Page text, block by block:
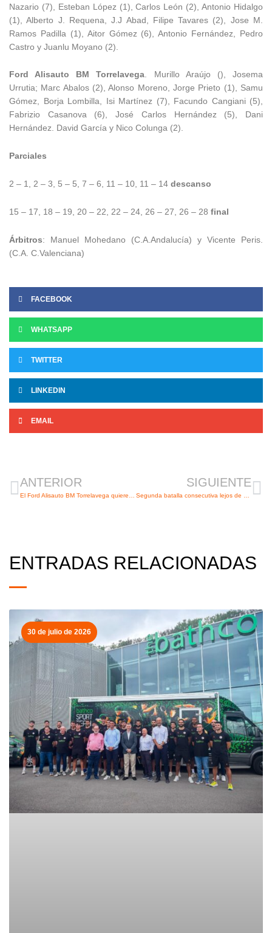
Nazario (7), Esteban López (1), Carlos León (2), Antonio Hidalgo
(1), Alberto J. Requena, J.J Abad, Filipe Tavares (2), Jose M.
Ramos Padilla (1), Aitor Gómez (6), Antonio Fernández, Pedro
Castro y Juanlu Moyano (2).
Ford Alisauto BM Torrelavega. Murillo Araújo (), Josema
Urrutia; Marc Abalos (2), Alonso Moreno, Jorge Prieto (1), Samu
Gómez, Borja Lombilla, Isi Martínez (7), Facundo Cangiani (5),
Fabrizio Casanova (6), José Carlos Hernández (5), Dani
Hernández. David García y Nico Colunga (2).
Parciales
2 – 1, 2 – 3, 5 – 5, 7 – 6, 11 – 10, 11 – 14 descanso
15 – 17, 18 – 19, 20 – 22, 22 – 24, 26 – 27, 26 – 28 final
Árbitros: Manuel Mohedano (C.A.Andalucía) y Vicente Peris.
(C.A. C.Valenciana)
FACEBOOK
WHATSAPP
TWITTER
LINKEDIN
EMAIL
ANTERIOR SIGUIENTE
ENTRADAS RELACIONADAS
30 de julio de 2026